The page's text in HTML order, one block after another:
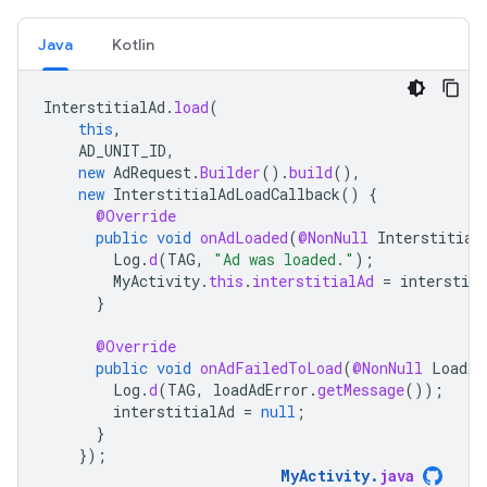
Java Kotlin
InterstitialAd . load(
this,
AD_UNIT_ID,
new AdRequest.Builder().build(),
new InterstitialAdLoadCallback()
{
@Override
public void onAdLoaded(@NonNull
Log .d(TAG, "Ad was loaded." );
MyActivity. this . interstitialAd =
}
@Override
public void onAdFailedToLoad(@NonNull
Log .d(TAG, loadAdError .getMessage());
interstitialAd = null ;
}
});
MyActivity. java